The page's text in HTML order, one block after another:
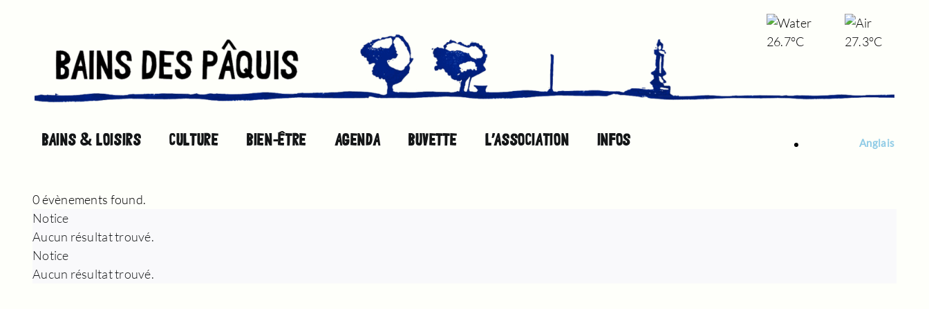
26.7°C 27.3°C
BAINS & LOISIRS CULTURE BIEN-ÊTRE AGENDA BUVETTE L’ASSOCIATION INFOS Anglais
0 évènements found.
ÉVÈNEMENTS
Notice
Aucun résultat trouvé.
Notice
Aucun résultat trouvé.